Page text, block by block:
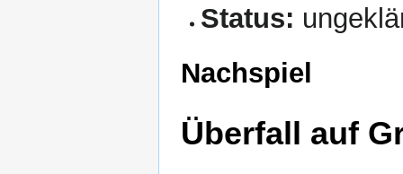
Status:
Nachspiel
Überfall auf